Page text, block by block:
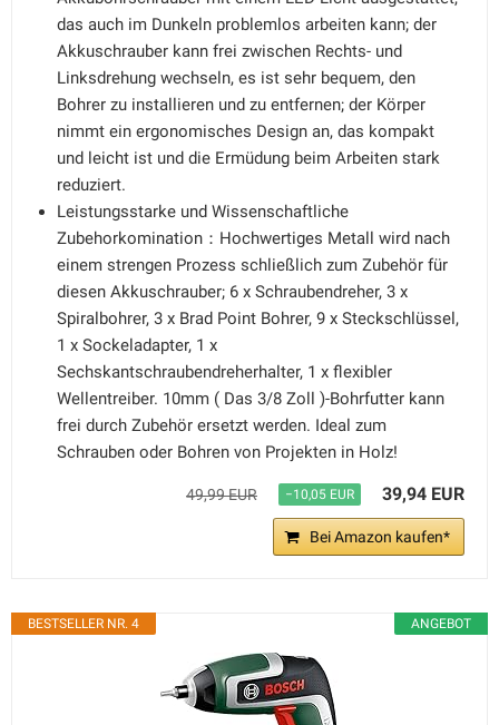
das auch im Dunkeln problemlos arbeiten kann; der
Akkuschrauber kann frei zwischen Rechts- und
Linksdrehung wechseln, es ist sehr bequem, den
Bohrer zu installieren und zu entfernen; der Körper
nimmt ein ergonomisches Design an, das kompakt
und leicht ist und die Ermüdung beim Arbeiten stark
reduziert.
Leistungsstarke und Wissenschaftliche
Zubehorkomination：Hochwertiges Metall wird nach
einem strengen Prozess schließlich zum Zubehör für
diesen Akkuschrauber; 6 x Schraubendreher, 3 x
Spiralbohrer, 3 x Brad Point Bohrer, 9 x Steckschlüssel,
1 x Sockeladapter, 1 x
Sechskantschraubendreherhalter, 1 x flexibler
Wellentreiber. 10mm ( Das 3/8 Zoll )-Bohrfutter kann
frei durch Zubehör ersetzt werden. Ideal zum
Schrauben oder Bohren von Projekten in Holz!
49,99 EUR −10,05 EUR 39,94 EUR
Bei Amazon kaufen*
ANGEBOT
BESTSELLER NR. 4